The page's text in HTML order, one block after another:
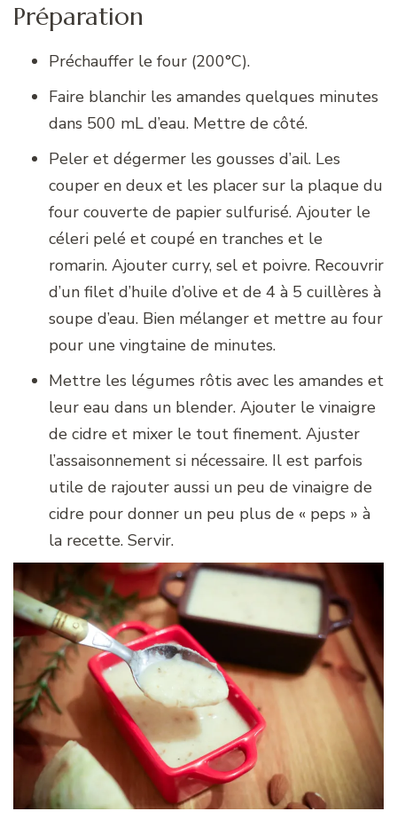
Préparation
Préchauffer le four (200°C).
Faire blanchir les amandes quelques minutes
dans 500 mL d’eau. Mettre de côté.
Peler et dégermer les gousses d’ail. Les
couper en deux et les placer sur la plaque du
four couverte de papier sulfurisé. Ajouter le
céleri pelé et coupé en tranches et le
romarin. Ajouter curry, sel et poivre. Recouvrir
d’un filet d’huile d’olive et de 4 à 5 cuillères à
soupe d’eau. Bien mélanger et mettre au four
pour une vingtaine de minutes.
Mettre les légumes rôtis avec les amandes et
leur eau dans un blender. Ajouter le vinaigre
de cidre et mixer le tout finement. Ajuster
l’assaisonnement si nécessaire. Il est parfois
utile de rajouter aussi un peu de vinaigre de
cidre pour donner un peu plus de « peps » à
la recette. Servir.